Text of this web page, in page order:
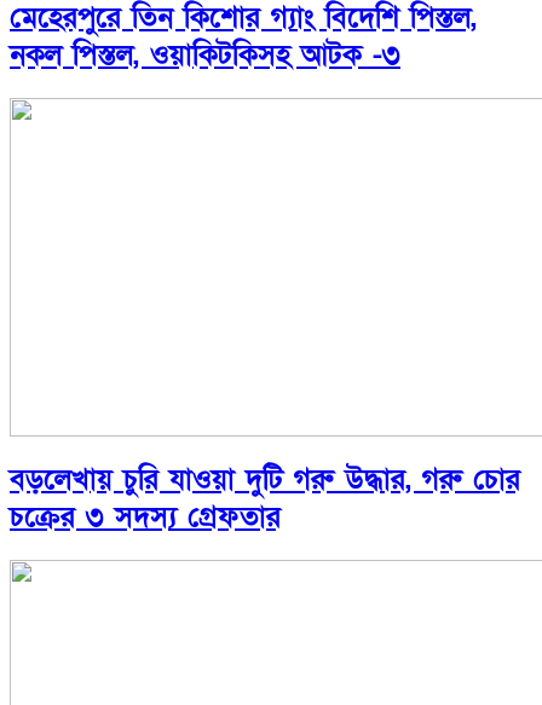
মেহেরপুরে তিন কিশোর গ্যাং বিদেশি পিস্তল,
নকল পিস্তল, ওয়াকিটকিসহ আটক -৩
বড়লেখায় চুরি যাওয়া দুটি গরু উদ্ধার, গরু চোর
চক্রের ৩ সদস্য গ্রেফতার